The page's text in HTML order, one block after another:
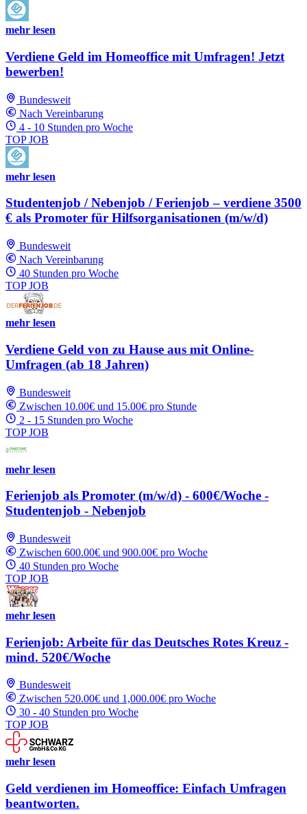
mehr lesen
Verdiene Geld im Homeoffice mit Umfragen! Jetzt
bewerben!
Bundesweit
Nach Vereinbarung
4 - 10 Stunden pro Woche
TOP JOB
mehr lesen
Studentenjob / Nebenjob / Ferienjob – verdiene 3500
€ als Promoter für Hilfsorganisationen (m/w/d)
Bundesweit
Nach Vereinbarung
40 Stunden pro Woche
TOP JOB
mehr lesen
Verdiene Geld von zu Hause aus mit Online-
Umfragen (ab 18 Jahren)
Bundesweit
Zwischen 10.00€ und 15.00€ pro Stunde
2 - 15 Stunden pro Woche
TOP JOB
mehr lesen
Ferienjob als Promoter (m/w/d) - 600€/Woche -
Studentenjob - Nebenjob
Bundesweit
Zwischen 600.00€ und 900.00€ pro Woche
40 Stunden pro Woche
TOP JOB
mehr lesen
Ferienjob: Arbeite für das Deutsches Rotes Kreuz -
mind. 520€/Woche
Bundesweit
Zwischen 520.00€ und 1,000.00€ pro Woche
30 - 40 Stunden pro Woche
TOP JOB
mehr lesen
Geld verdienen im Homeoffice: Einfach Umfragen
beantworten.